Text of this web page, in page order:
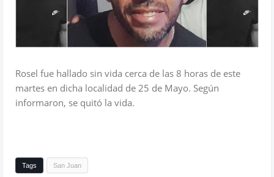
Rosel fue hallado sin vida cerca de las 8 horas de este
martes en dicha localidad de 25 de Mayo. Según
informaron, se quitó la vida.
Tags San Juan